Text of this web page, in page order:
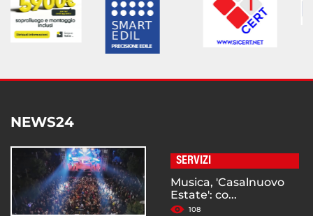
NEWS24
SERVIZI
Musica, 'Casalnuovo
Estate': co...
108